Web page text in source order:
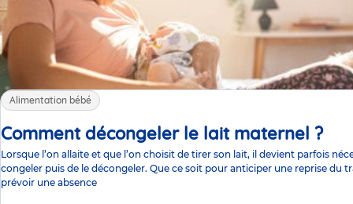
Alimentation bébé
Comment décongeler le lait maternel ?
Lorsque l’on allaite et que l’on choisit de tirer son lait, il devient parfois
congeler puis de le décongeler. Que ce soit pour anticiper une reprise du
prévoir une absence